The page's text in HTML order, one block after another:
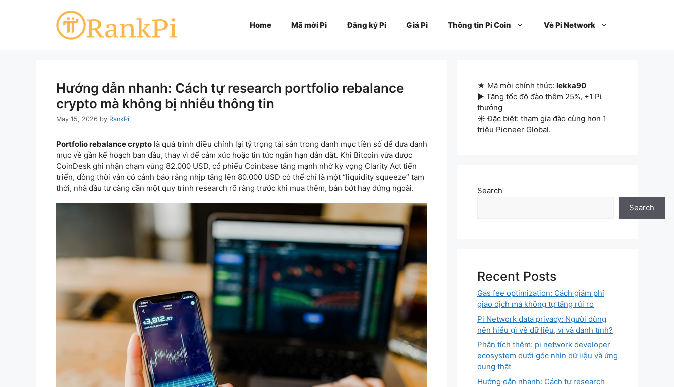
Home Mã mời Pi Đăng ký Pi Giá Pi Thông tin Pi Coin Về Pi Network
Hướng dẫn nhanh: Cách tự research portfolio rebalance
crypto mà không bị nhiễu thông tin
May 15, 2026 by RankPi
Portfolio rebalance crypto là quá trình điều chỉnh lại tỷ trọng tài sản trong danh mục tiền số để đưa danh
mục về gần kế hoạch ban đầu, thay vì để cảm xúc hoặc tin tức ngắn hạn dẫn dắt. Khi Bitcoin vừa được
CoinDesk ghi nhận chạm vùng 82.000 USD, cổ phiếu Coinbase tăng mạnh nhờ kỳ vọng Clarity Act tiến
triển, đồng thời vẫn có cảnh báo rằng nhịp tăng lên 80.000 USD có thể chỉ là một “liquidity squeeze” tạm
thời, nhà đầu tư càng cần một quy trình research rõ ràng trước khi mua thêm, bán bớt hay đứng ngoài.
★ Mã mời chính thức: lekka90
▶ Tăng tốc độ đào thêm 25%, +1 Pi
thưởng
☀ Đặc biệt: tham gia đào cùng hơn 1
triệu Pioneer Global.
Search
Search
Recent Posts
Gas fee optimization: Cách giảm phí
giao dịch mà không tự tăng rủi ro
Pi Network data privacy: Người dùng
nên hiểu gì về dữ liệu, ví và danh tính?
Phân tích thêm: pi network developer
ecosystem dưới góc nhìn dữ liệu và ứng
dụng thật
Hướng dẫn nhanh: Cách tự research